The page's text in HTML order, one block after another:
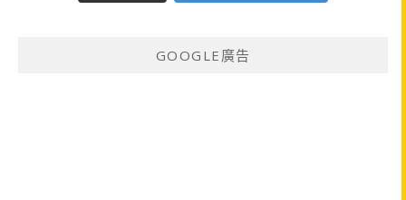
GOOGLE廣告